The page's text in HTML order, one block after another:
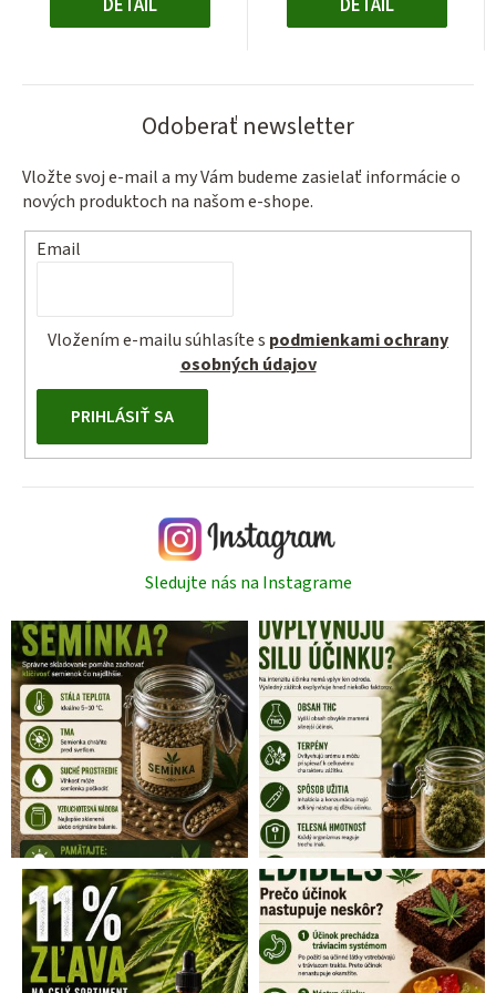
Odoberať newsletter
Vložte svoj e-mail a my Vám budeme zasielať informácie o
nových produktoch na našom e-shope.
Email
Vložením e-mailu súhlasíte s podmienkami ochrany
osobných údajov
PRIHLÁSIŤ SA
Sledujte nás na Instagrame